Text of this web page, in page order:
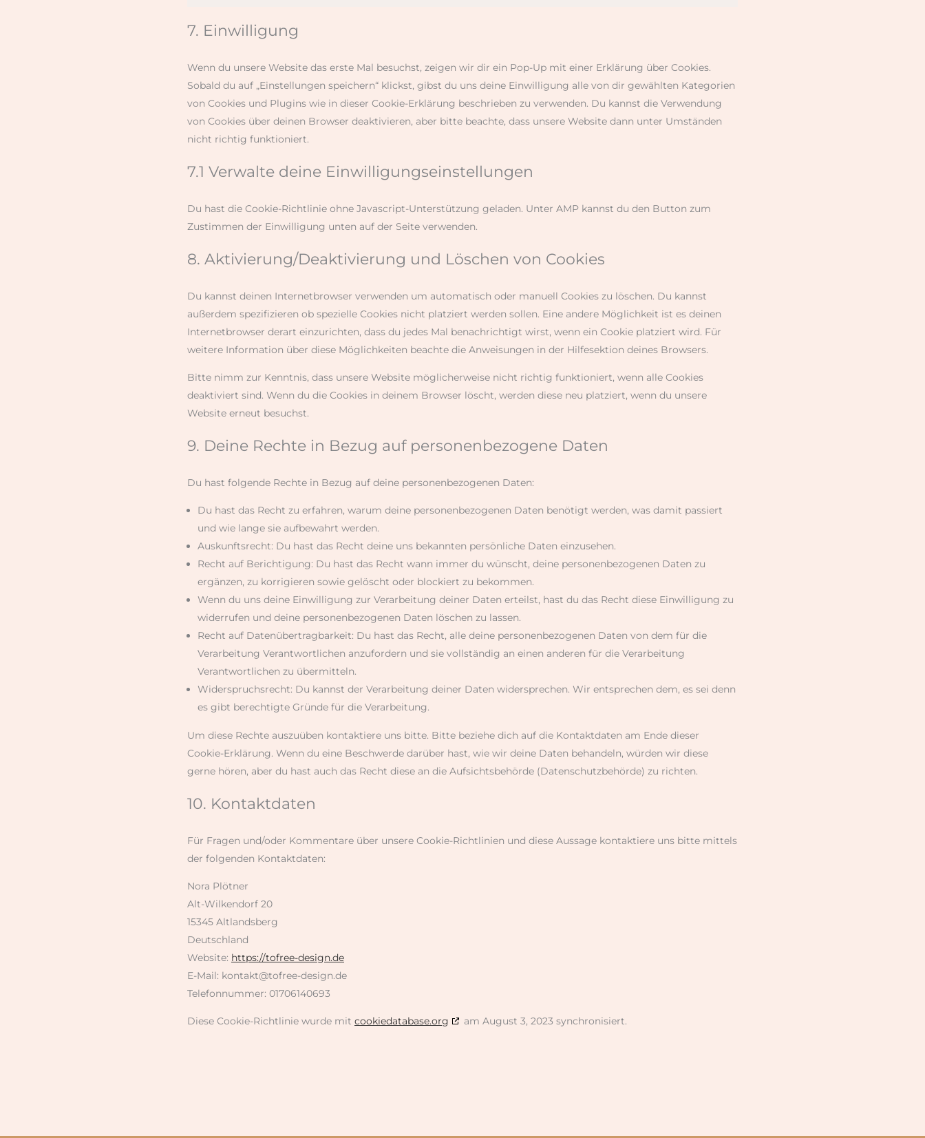
7. Einwilligung
Wenn du unsere Website das erste Mal besuchst, zeigen wir dir ein Pop-Up mit einer Erklärung über Cookies.
Sobald du auf „Einstellungen speichern“ klickst, gibst du uns deine Einwilligung alle von dir gewählten Kategorien
von Cookies und Plugins wie in dieser Cookie-Erklärung beschrieben zu verwenden. Du kannst die Verwendung
von Cookies über deinen Browser deaktivieren, aber bitte beachte, dass unsere Website dann unter Umständen
nicht richtig funktioniert.
7.1 Verwalte deine Einwilligungseinstellungen
Du hast die Cookie-Richtlinie ohne Javascript-Unterstützung geladen. Unter AMP kannst du den Button zum
Zustimmen der Einwilligung unten auf der Seite verwenden.
8. Aktivierung/Deaktivierung und Löschen von Cookies
Du kannst deinen Internetbrowser verwenden um automatisch oder manuell Cookies zu löschen. Du kannst
außerdem spezifizieren ob spezielle Cookies nicht platziert werden sollen. Eine andere Möglichkeit ist es deinen
Internetbrowser derart einzurichten, dass du jedes Mal benachrichtigt wirst, wenn ein Cookie platziert wird. Für
weitere Information über diese Möglichkeiten beachte die Anweisungen in der Hilfesektion deines Browsers.
Bitte nimm zur Kenntnis, dass unsere Website möglicherweise nicht richtig funktioniert, wenn alle Cookies
deaktiviert sind. Wenn du die Cookies in deinem Browser löscht, werden diese neu platziert, wenn du unsere
Website erneut besuchst.
9. Deine Rechte in Bezug auf personenbezogene Daten
Du hast folgende Rechte in Bezug auf deine personenbezogenen Daten:
Du hast das Recht zu erfahren, warum deine personenbezogenen Daten benötigt werden, was damit passiert
und wie lange sie aufbewahrt werden.
Auskunftsrecht: Du hast das Recht deine uns bekannten persönliche Daten einzusehen.
Recht auf Berichtigung: Du hast das Recht wann immer du wünscht, deine personenbezogenen Daten zu
ergänzen, zu korrigieren sowie gelöscht oder blockiert zu bekommen.
Wenn du uns deine Einwilligung zur Verarbeitung deiner Daten erteilst, hast du das Recht diese Einwilligung zu
widerrufen und deine personenbezogenen Daten löschen zu lassen.
Recht auf Datenübertragbarkeit: Du hast das Recht, alle deine personenbezogenen Daten von dem für die
Verarbeitung Verantwortlichen anzufordern und sie vollständig an einen anderen für die Verarbeitung
Verantwortlichen zu übermitteln.
Widerspruchsrecht: Du kannst der Verarbeitung deiner Daten widersprechen. Wir entsprechen dem, es sei denn
es gibt berechtigte Gründe für die Verarbeitung.
Um diese Rechte auszuüben kontaktiere uns bitte. Bitte beziehe dich auf die Kontaktdaten am Ende dieser
Cookie-Erklärung. Wenn du eine Beschwerde darüber hast, wie wir deine Daten behandeln, würden wir diese
gerne hören, aber du hast auch das Recht diese an die Aufsichtsbehörde (Datenschutzbehörde) zu richten.
10. Kontaktdaten
Für Fragen und/oder Kommentare über unsere Cookie-Richtlinien und diese Aussage kontaktiere uns bitte mittels
der folgenden Kontaktdaten:
Nora Plötner
Alt-Wilkendorf 20
15345 Altlandsberg
Deutschland
Website: https://tofree-design.de
E-Mail: kontakt@tofree-design.de
Telefonnummer: 01706140693
Diese Cookie-Richtlinie wurde mit cookiedatabase.org am August 3, 2023 synchronisiert.